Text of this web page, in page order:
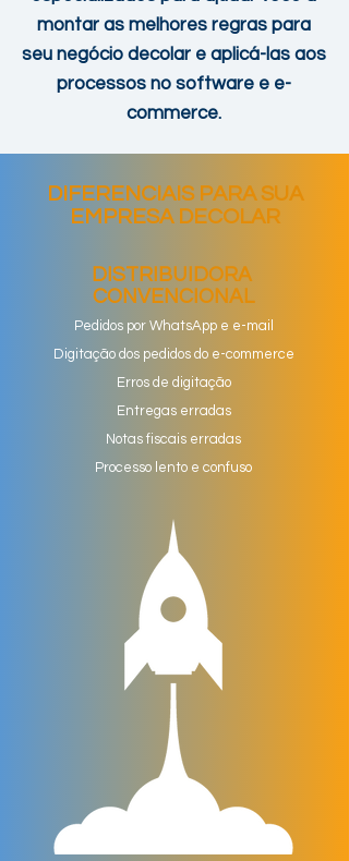
montar as melhores regras para
seu negócio decolar e aplicá-las aos
processos no software e e-
commerce.
DIFERENCIAIS PARA SUA
EMPRESA DECOLAR
DISTRIBUIDORA
CONVENCIONAL
Pedidos por WhatsApp e e-mail
Digitação dos pedidos do e-commerce
Erros de digitação
Entregas erradas
Notas fiscais erradas
Processo lento e confuso